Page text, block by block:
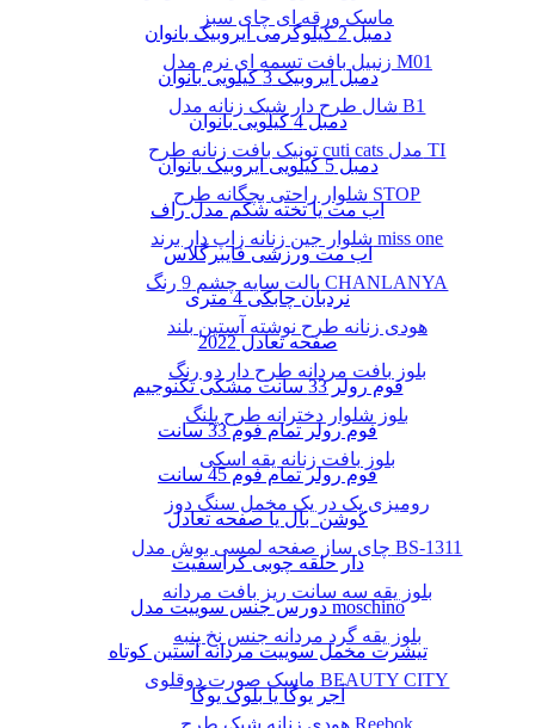
ماسک ورقه ای چای سبز
زنبیل بافت تسمه ای نرم مدل M01
شال طرح دار شیک زنانه مدل B1
تونیک بافت زنانه طرح cuti cats مدل TI
شلوار راحتی بچگانه طرح STOP
شلوار جین زنانه زاپ دار برند miss one
پالت سایه چشم 9 رنگ CHANLANYA
هودی زنانه طرح نوشته آستین بلند
بلوز بافت مردانه طرح دار دو رنگ
بلوز شلوار دخترانه طرح پلنگ
بلوز بافت زنانه یقه اسکی
رومیزی یک در یک مخمل سنگ دوز
چای ساز صفحه لمسی بوش مدل BS-1311
بلوز یقه سه سانت ریز بافت مردانه
بلوز یقه گرد مردانه جنس نخ پنبه
ماسک صورت دوقلوی BEAUTY CITY
هودی زنانه شیک طرح Reebok
دمبل 2 کیلوگرمی ایروبیک بانوان
دمبل ایروبیک 3 کیلویی بانوان
دمبل 4 کیلویی بانوان
دمبل 5 کیلویی ایروبیک بانوان
اب مت یا تخته شکم مدل راف
اب مت ورزشی فایبرگلاس
نردبان چابکی 4 متری
صفحه تعادل 2022
فوم رولر 33 سانت مشکی تکنوجیم
فوم رولر تمام فوم 33 سانت
فوم رولر تمام فوم 45 سانت
کوشن بال یا صفحه تعادل
دار حلقه چوبی کراسفیت
دورس جنس سوییت مدل moschino
تیشرت مخمل سوییت مردانه آستین کوتاه
آجر یوگا یا بلوک یوگا